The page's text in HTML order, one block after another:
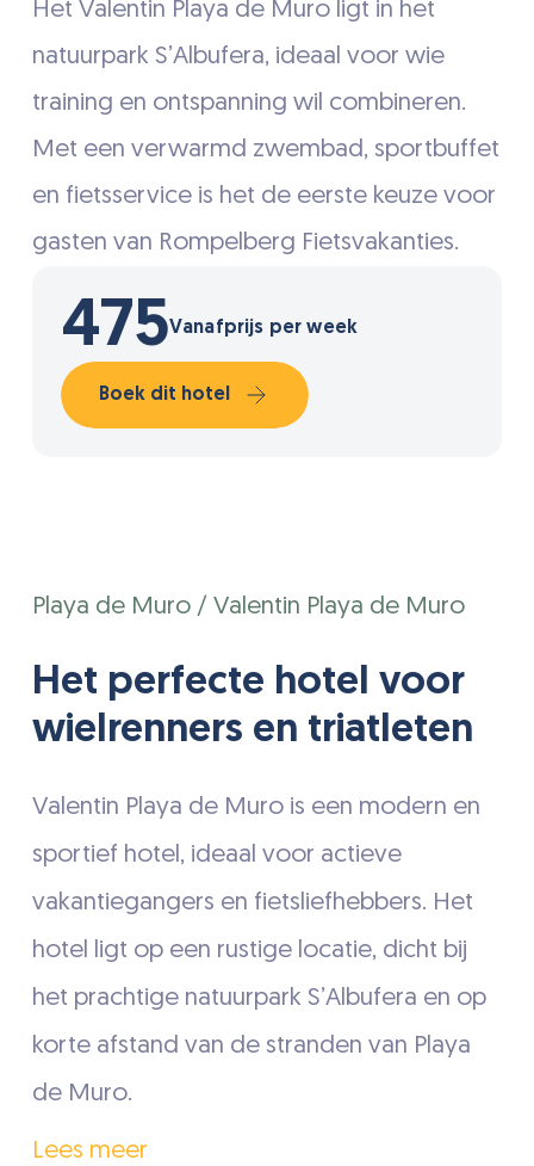
Het Valentin Playa de Muro ligt in het
natuurpark S’Albufera, ideaal voor wie
training en ontspanning wil combineren.
Met een verwarmd zwembad, sportbuffet
en fietsservice is het de eerste keuze voor
gasten van Rompelberg Fietsvakanties.
475Vanafprijs per week
Boek dit hotel
Playa de Muro / Valentin Playa de Muro
Het perfecte hotel voor
wielrenners en triatleten
Valentin Playa de Muro is een modern en
sportief hotel, ideaal voor actieve
vakantiegangers en fietsliefhebbers. Het
hotel ligt op een rustige locatie, dicht bij
het prachtige natuurpark S’Albufera en op
korte afstand van de stranden van Playa
de Muro.
Lees meer